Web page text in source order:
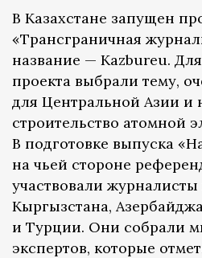
В Казахстане запущен
«Трансграничная
название — Kazbureu.
проекта выбрали тему,
для Центральной Азии и
строительство атомной
В подготовке выпуска
на чьей стороне
участвовали журналисты
Кыргызстана,
и Турции. Они собрали
экспертов, которые